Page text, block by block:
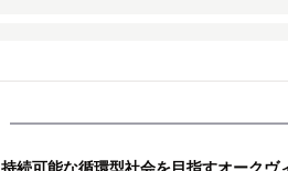
持続可能な循環型社会を目指すオークヴ